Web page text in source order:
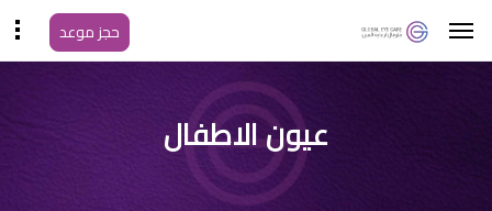
حجز موعد
اسباب احمرار حول العين
عيون الاطفال